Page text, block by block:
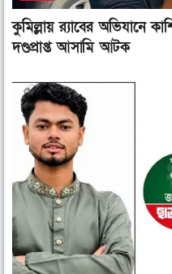
কুমিল্লায় র‌্যাবের অভিযানে
দণ্ডপ্রাপ্ত আসামি আটক